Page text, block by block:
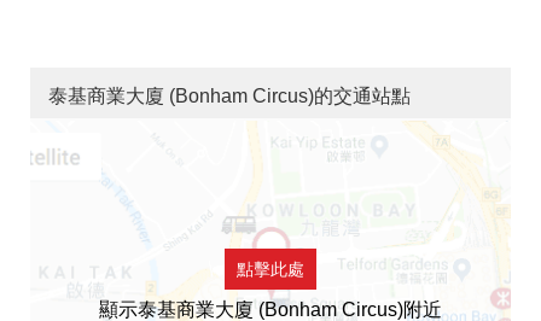
泰基商業大廈 (Bonham Circus)的交通站點
點擊此處
顯示泰基商業大廈 (Bonham Circus)附近